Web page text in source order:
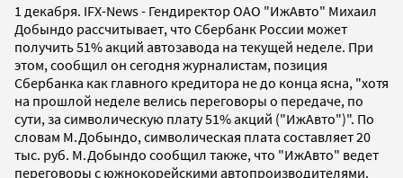
1 декабря. IFX-News - Гендиректор ОАО "ИжАвто" Михаил
Добындо рассчитывает, что Сбербанк России может
получить 51% акций автозавода на текущей неделе. При
этом, сообщил он сегодня журналистам, позиция
Сбербанка как главного кредитора не до конца ясна, "хотя
на прошлой неделе велись переговоры о передаче, по
сути, за символическую плату 51% акций ("ИжАвто")". По
словам М.Добындо, символическая плата составляет 20
тыс. руб. М.Добындо сообщил также, что "ИжАвто" ведет
переговоры с южнокорейскими автопроизводителями.